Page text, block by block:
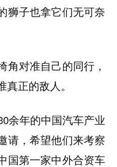
狮子也拿它们无可奈
角对准自己的同行，
正的敌人。
余年的中国汽车产业
请，希望他们来考察
国第一家中外合资车